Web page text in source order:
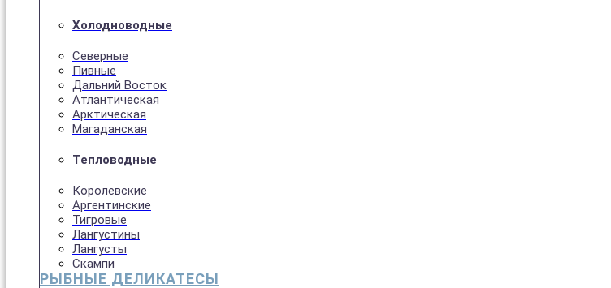
Холодноводные
Северные
Пивные
Дальний Восток
Атлантическая
Арктическая
Магаданская
Тепловодные
Королевские
Аргентинские
Тигровые
Лангустины
Лангусты
Скампи
РЫБНЫЕ ДЕЛИКАТЕСЫ